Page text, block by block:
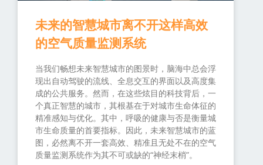
未来的智慧城市离不开这样高效
的空气质量监测系统
当我们畅想未来智慧城市的图景时，脑海中总会浮
现出自动驾驶的流线、全息交互的界面以及高度集
成的公共服务。然而，在这些炫目的科技背后，一
个真正智慧的城市，其根基在于对城市生命体征的
精准感知与优化。其中，呼吸的健康与否是衡量城
市生命质量的首要指标。因此，未来智慧城市的蓝
图，必然离不开一套高效、精准且无处不在的空气
质量监测系统作为其不可或缺的“神经末梢”。